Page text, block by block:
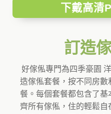
下戴高清
訂造
好傢俬專門為四季豪園
造傢俬套餐，按不同房
餐。每個套餐都包含了
齊所有傢俬，住的輕鬆